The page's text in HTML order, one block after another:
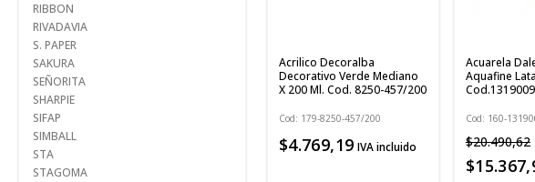
RIBBON
RIVADAVIA
S. PAPER
SAKURA
SEÑORITA
SHARPIE
SIFAP
SIMBALL
STA
STAGOMA
Acrilico Decoralba
Decorativo Verde Mediano
X 200 Ml. Cod. 8250-457/200
Cod: 179-8250-457/200
$4.769,19 IVA incluido
Acuarela
Aquafine
Cod: 160-
$20.490,62